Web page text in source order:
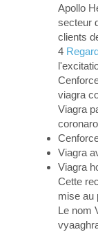
Apollo
secteur
clients
4
viagra
Viagra
Viagra
Viagra
Cette
mise au
Le nom